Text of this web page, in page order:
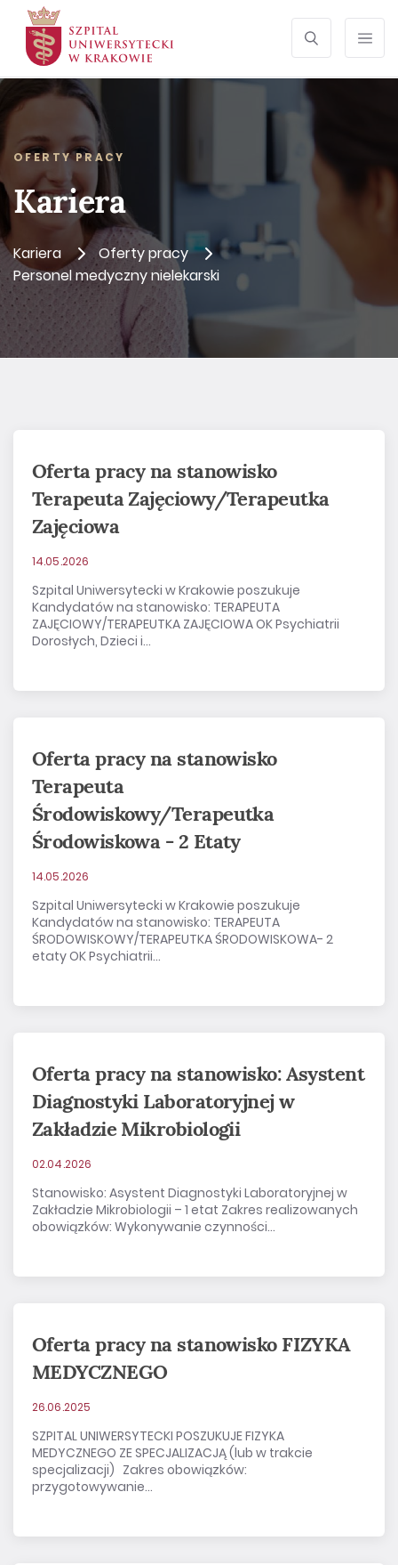
Otwórz
SZUKAJ
OFERTY PRACY
Kariera
Kariera
Oferty pracy
Personel medyczny nielekarski
Oferta pracy na stanowisko
Terapeuta Zajęciowy/Terapeutka
Zajęciowa
14.05.2026
Szpital Uniwersytecki w Krakowie poszukuje
Kandydatów na stanowisko: TERAPEUTA
ZAJĘCIOWY/TERAPEUTKA ZAJĘCIOWA OK Psychiatrii
Dorosłych, Dzieci i...
Oferta pracy na stanowisko
Terapeuta
Środowiskowy/Terapeutka
Środowiskowa - 2 Etaty
14.05.2026
Szpital Uniwersytecki w Krakowie poszukuje
Kandydatów na stanowisko: TERAPEUTA
ŚRODOWISKOWY/TERAPEUTKA ŚRODOWISKOWA- 2
etaty OK Psychiatrii...
Oferta pracy na stanowisko: Asystent
Diagnostyki Laboratoryjnej w
Zakładzie Mikrobiologii
02.04.2026
Stanowisko: Asystent Diagnostyki Laboratoryjnej w
Zakładzie Mikrobiologii – 1 etat Zakres realizowanych
obowiązków: Wykonywanie czynności...
Oferta pracy na stanowisko FIZYKA
MEDYCZNEGO
26.06.2025
SZPITAL UNIWERSYTECKI POSZUKUJE FIZYKA
MEDYCZNEGO ZE SPECJALIZACJĄ (lub w trakcie
specjalizacji) Zakres obowiązków:
przygotowywanie...